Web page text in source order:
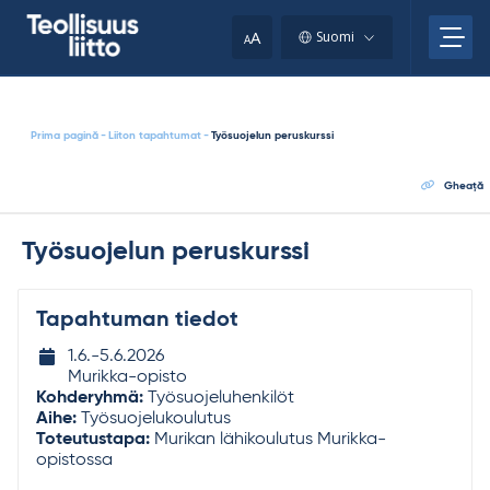
AA Suomi
Prima pagină - Liiton tapahtumat - Työsuojelun peruskurssi
Gheaţă
Työsuojelun peruskurssi
Tapahtuman tiedot
Tapahtuman
ajankohta
1.6.-​5.6.2026
Murikka-opisto
Kohderyhmä:
Työsuojeluhenkilöt
Aihe:
Työsuojelukoulutus
Toteutustapa: Murikan lähikoulutus Murikka-
opistossa
clipboard.)